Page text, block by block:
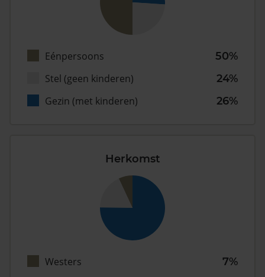
Eénpersoons
50%
Stel (geen kinderen)
24%
Gezin (met kinderen)
26%
Herkomst
Westers
7%